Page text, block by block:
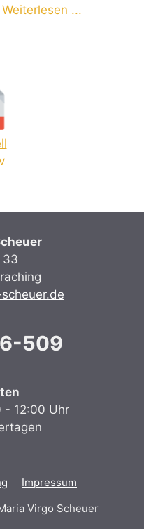
Weiterlesen ...
33
509
- 12:00 Uhr
Impressum
Virgo Scheuer